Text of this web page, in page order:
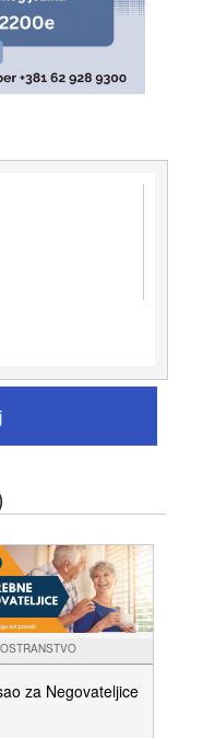
za Negovateljice